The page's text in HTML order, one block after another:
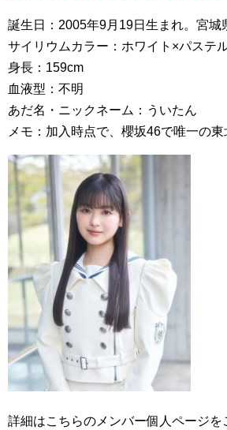
誕生日：2005年9月19日生まれ。宮城
サイリウムカラー：ホワイト×パステ
身長：159cm
血液型：不明
あだ名・ニックネーム：ういたん
メモ：加入時点で、櫻坂46で唯一の東
詳細はこちらのメンバー個人ページを